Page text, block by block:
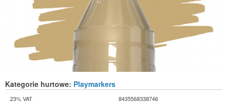
Kategorie hurtowe: Playmarkers
23% VAT
8435568338746